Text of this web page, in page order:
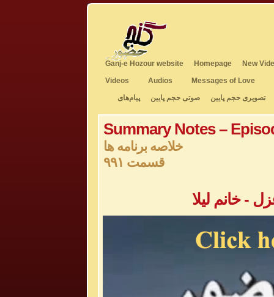
Ganj-e Hozour website Homepage
New
Videos
Audios
Messages of Love
تصویری حجم پایین
صوتی حجم پایین پیام‌های
Summary Notes –
خلاصه برنامه ها
قسمت ۹۹۱
- خانم لیلا